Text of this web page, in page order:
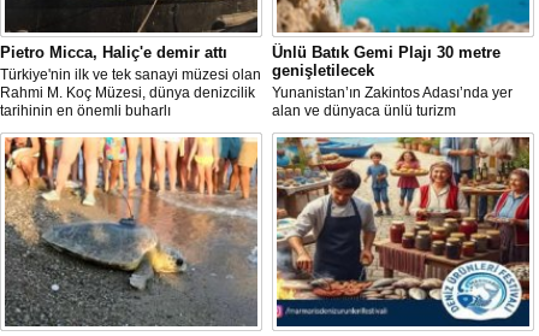
Pietro Micca, Haliç'e demir attı
Türkiye'nin ilk ve tek sanayi müzesi olan
Rahmi M. Koç Müzesi, dünya denizcilik
tarihinin en önemli buharlı
römorkörlerinden biri olarak kabul
edilen Pietro Micca'yı koleksiyonuna
kazandırdı.
Ünlü Batık Gemi Plajı 30 metre
genişletilecek
Yunanistan’ın Zakintos Adası’nda yer
alan ve dünyaca ünlü turizm
noktalarından biri olan Navagio Plajı'nın
yaklaşık 30 metre genişletilmesi
planlanıyor.